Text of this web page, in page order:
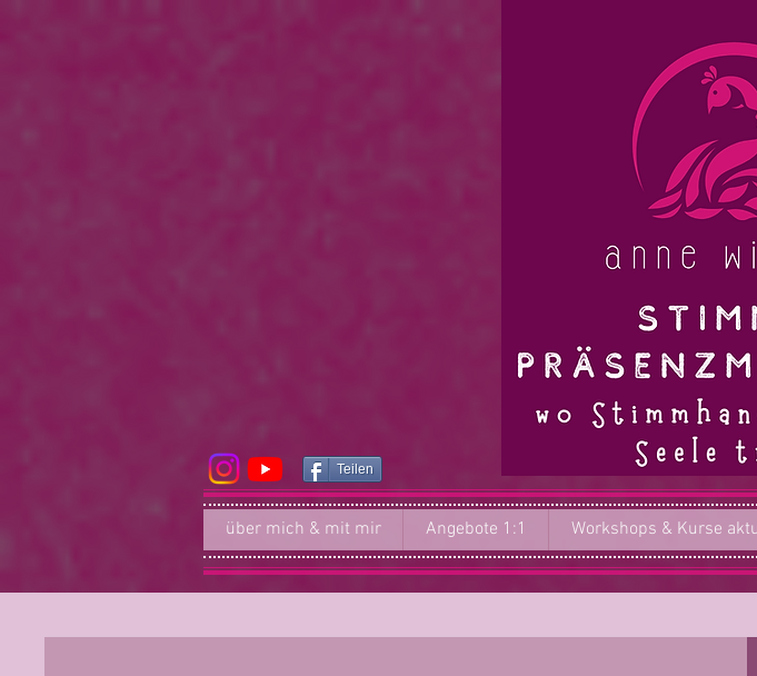
Teilen
über mich & mit mir Angebote 1:1 Workshops & Kurse